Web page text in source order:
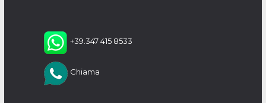
+39.347 415 8533
Chiama